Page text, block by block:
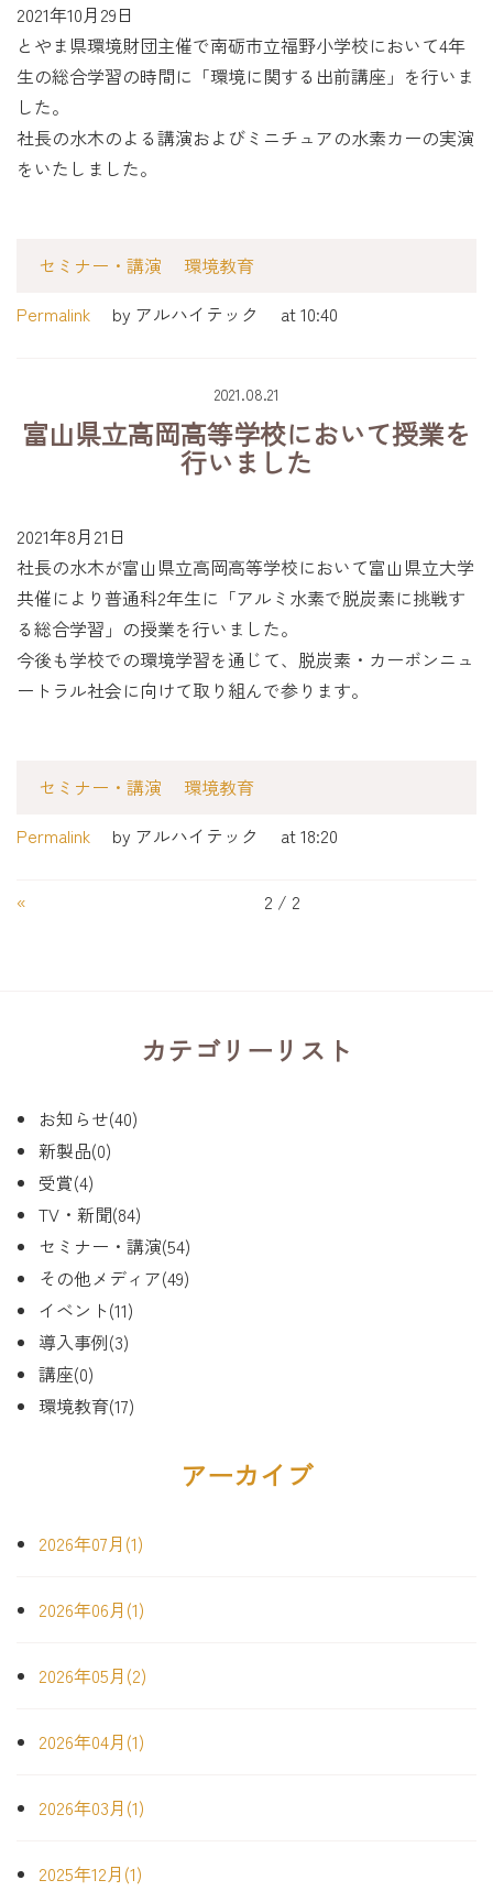
2021年10月29日
とやま県環境財団主催で南砺市立福野小学校において4年
生の総合学習の時間に「環境に関する出前講座」を行いま
した。
社長の水木のよる講演およびミニチュアの水素カーの実演
をいたしました。
セミナー・講演
環境教育
Permalink
by アルハイテック at 10:40
2021.08.21
富山県立高岡高等学校において授業を
行いました
2021年8月21日
社長の水木が富山県立高岡高等学校において富山県立大学
共催により普通科2年生に「アルミ水素で脱炭素に挑戦す
る総合学習」の授業を行いました。
今後も学校での環境学習を通じて、脱炭素・カーボンニュ
ートラル社会に向けて取り組んで参ります。
セミナー・講演
環境教育
Permalink
by アルハイテック at 18:20
« 2 / 2
カテゴリーリスト
お知らせ(40)
新製品(0)
受賞(4)
TV・新聞(84)
セミナー・講演(54)
その他メディア(49)
イベント(11)
導入事例(3)
講座(0)
環境教育(17)
アーカイブ
2026年07月(1)
2026年06月(1)
2026年05月(2)
2026年04月(1)
2026年03月(1)
2025年12月(1)